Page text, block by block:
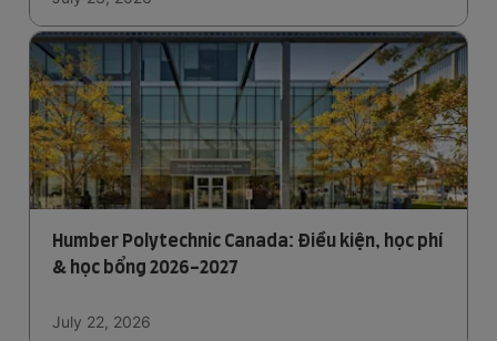
Humber Polytechnic Canada: Điều kiện, học phí
& học bổng 2026-2027
July 22, 2026